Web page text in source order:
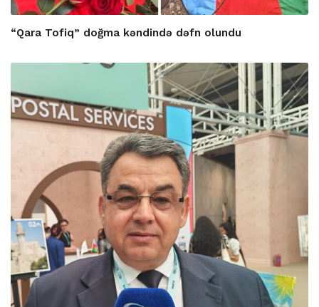
“Qara Tofiq” doğma kəndində dəfn olundu